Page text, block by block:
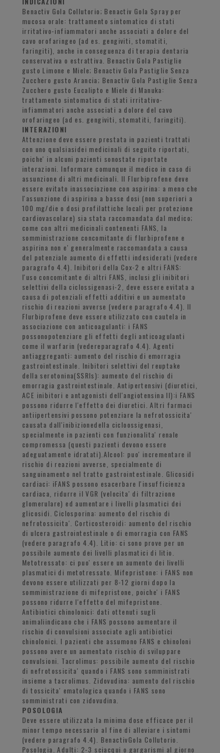
Benactiv Gola Collutorio; Benactiv Gola Spray per
mucosa orale: trattamento sintomatico di stati
irritativo-infiammatori anche associati a dolore del
cavo orofaringeo (ad es. gengiviti, stomatiti,
faringiti), anche in conseguenza di terapia dentaria
conservativa o estrattiva. Benactiv Gola Pastiglie
gusto Limone e Miele; Benactiv Gola Pastiglie Senza
Zucchero gusto Arancia; Benactiv Gola Pastiglie Senza
Zucchero gusto Eucalipto e Miele di Manuka:
trattamento sintomatico di stati irritativo-
infiammatori anche associati a dolore del cavo
orofaringeo (ad es. gengiviti, stomatiti, faringiti).
INTERAZIONI
Attenzione deve essere prestata in pazienti trattati
con uno qualsiasidei medicinali di seguito riportati,
poiche' in alcuni pazienti sonostate riportate
interazioni. Informare comunque il medico in caso di
assunzione di altri medicinali. Il Flurbiprofene deve
essere evitato inassociazione con aspirina: a meno che
l'assunzione di aspirina a basse dosi (non superiori a
100 mg/die o dosi profilattiche locali per protezione
cardiovascolare) sia stata raccomandata dal medico;
come con altri medicinali contenenti FANS, la
somministrazione concomitante di flurbiprofene e
aspirina non e' generalmente raccomandata a causa
del potenziale aumento di effetti indesiderati (vedere
paragrafo 4.4). Inibitori della Cox-2 e altri FANS:
l'uso concomitante di altri FANS, inclusi gli inibitori
selettivi della ciclossigenasi-2, deve essere evitata a
causa di potenziali effetti additivi e un aumentato
rischio di reazioni avverse (vedere paragrafo 4.4). Il
Flurbiprofene deve essere utilizzato con cautela in
associazione con anticoagulanti: i FANS
possonopotenziare gli effetti degli anticoagulanti
come il warfarin (vedereparagrafo 4.4). Agenti
antiaggreganti: aumento del rischio di emorragia
gastrointestinale. Inibitori selettivi del reuptake
della serotonina(SSRIs): aumento del rischio di
emorragia gastrointestinale. Antipertensivi (diuretici,
ACE inibitori e antagonisti dell'angiotensina II):i FANS
possono ridurre l'effetto dei diuretici. Altri farmaci
antiipertensivi possono potenziare la nefrotossicita'
causata dall'inibizionedella cicloossigenasi,
specialmente in pazienti con funzionalita' renale
compromessa (questi pazienti devono essere
adeguatamente idratati).Alcool: puo' incrementare il
rischio di reazioni avverse, specialmente di
sanguinamento nel tratto gastrointestinale. Glicosidi
cardiaci: iFANS possono esacerbare l'insufficienza
cardiaca, ridurre il VGR (velocita' di filtrazione
glomerulare) ed aumentare i livelli plasmatici dei
glicosidi. Ciclosporina: aumento del rischio di
nefrotossicita'. Corticosteroidi: aumento del rischio
di ulcera gastrointestinale o di emorragia con FANS
(vedere paragrafo 4.4). Litio: ci sono prove per un
possibile aumento dei livelli plasmatici di litio.
Metotressato: ci puo' essere un aumento dei livelli
plasmatici di metotressato. Mifepristone: i FANS non
devono essere utilizzati per 8-12 giorni dopo la
somministrazione di mifepristone, poiche' i FANS
possono ridurre l'effetto del mifepristone.
Antibiotici chinolonici: dati ottenuti sugli
animaliindicano che i FANS possono aumentare il
rischio di convulsioni associate agli antibiotici
chinolonici. I pazienti che assumono FANS e chinoloni
possono avere un aumentato rischio di sviluppare
convulsioni. Tacrolimus: possibile aumento del rischio
di nefrotossicita' quando i FANS sono somministrati
insieme a tacrolimus. Zidovudina: aumento del rischio
di tossicita' ematologica quando i FANS sono
somministrati con zidovudina.
POSOLOGIA
Deve essere utilizzata la minima dose efficace per il
minor tempo necessario al fine di alleviare i sintomi
(vedere paragrafo 4.4). BenactivGola Collutorio.
Posologia. Adulti: 2-3 sciacqui o gargarismi al giorno